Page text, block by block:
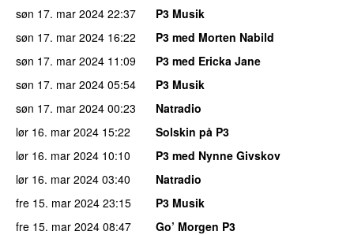
søn 17. mar 2024 22:37
P3 Musik
søn 17. mar 2024 16:22
P3 med Morten Nabild
søn 17. mar 2024 11:09
P3 med Ericka Jane
søn 17. mar 2024 05:54
P3 Musik
søn 17. mar 2024 00:23
Natradio
lør 16. mar 2024 15:22
Solskin på P3
lør 16. mar 2024 10:10
P3 med Nynne Givskov
lør 16. mar 2024 03:40
Natradio
fre 15. mar 2024 23:15
P3 Musik
fre 15. mar 2024 08:47
Go’ Morgen P3